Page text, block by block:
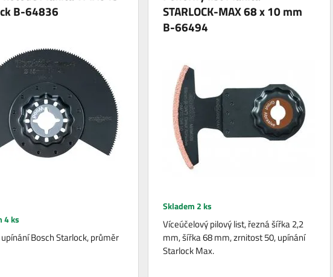
B-64836
4 ks
Bosch Starlock, průměr
STARLOCK-MAX 68 x 10 mm
B-66494
Skladem 2 ks
Víceúčelový pilový list, řezná šířka 2,2
mm, šířka 68 mm, zrnitost 50, upínání
Starlock Max.